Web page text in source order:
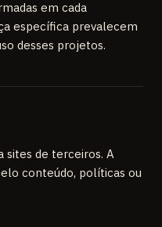
em cada
específica prevalecem
desses projetos.
sites de terceiros. A
conteúdo, políticas ou